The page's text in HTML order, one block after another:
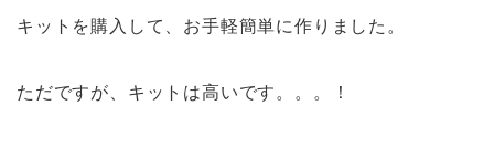
キットを購入して、お手軽簡単に作りました。
ただですが、キットは高いです。。。！